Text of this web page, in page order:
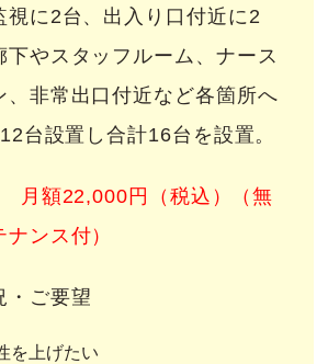
視に2台、出入り口付近に2
下やスタッフルーム、ナース
、非常出口付近など各箇所へ
台設置し合計16台を設置。
月額22,000円（税込）（無
ンス付）
・ご要望
を上げたい